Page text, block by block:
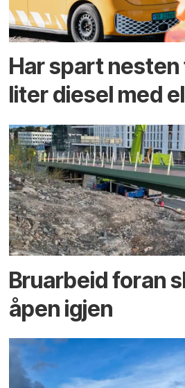
Har spart
liter diesel med
Bruarbeid foran
åpen igjen